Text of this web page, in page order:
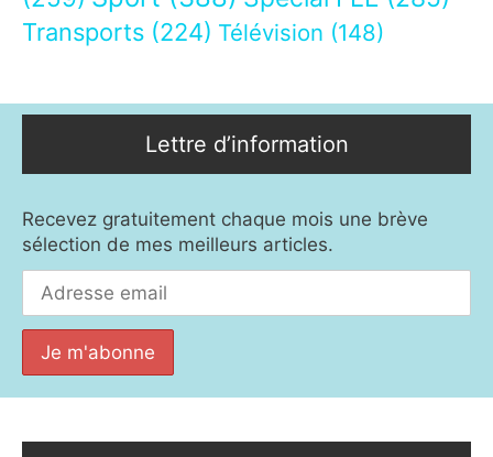
Transports (224) Télévision (148)
Lettre d’information
Recevez gratuitement chaque mois une brève
sélection de mes meilleurs articles.